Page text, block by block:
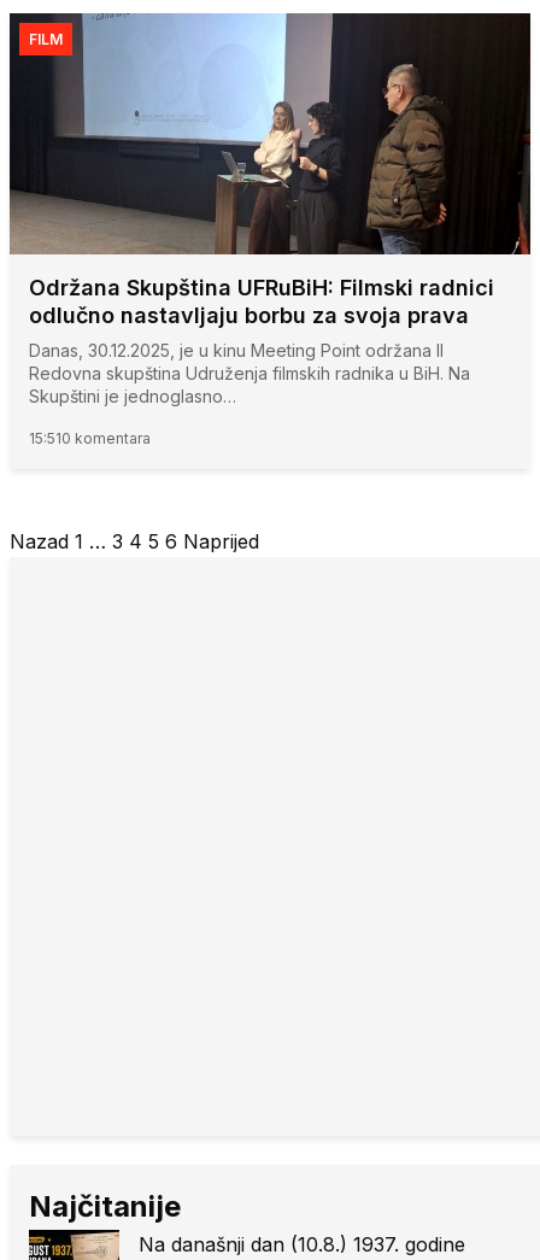
FILM
Održana Skupština UFRuBiH: Filmski radnici
odlučno nastavljaju borbu za svoja prava
Danas, 30.12.2025, je u kinu Meeting Point održana II
Redovna skupština Udruženja filmskih radnika u BiH. Na
Skupštini je jednoglasno…
15:510 komentara
Posts
Nazad 1 … 3 4 5 6 Naprijed
Najčitanije
Na današnji dan (10.8.) 1937. godine